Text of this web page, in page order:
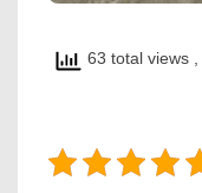
63 total views